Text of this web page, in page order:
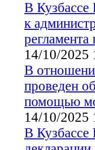
В Кузбассе
к
14/10/2025
В
проведен
помощью
14/10/2025
В Кузбассе